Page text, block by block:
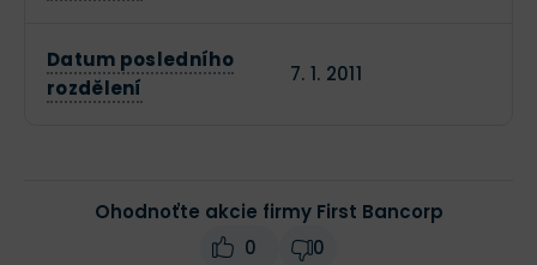
Datum posledního
rozdělení
7. 1. 2011
Ohodnoťte akcie firmy First Bancorp
0
0